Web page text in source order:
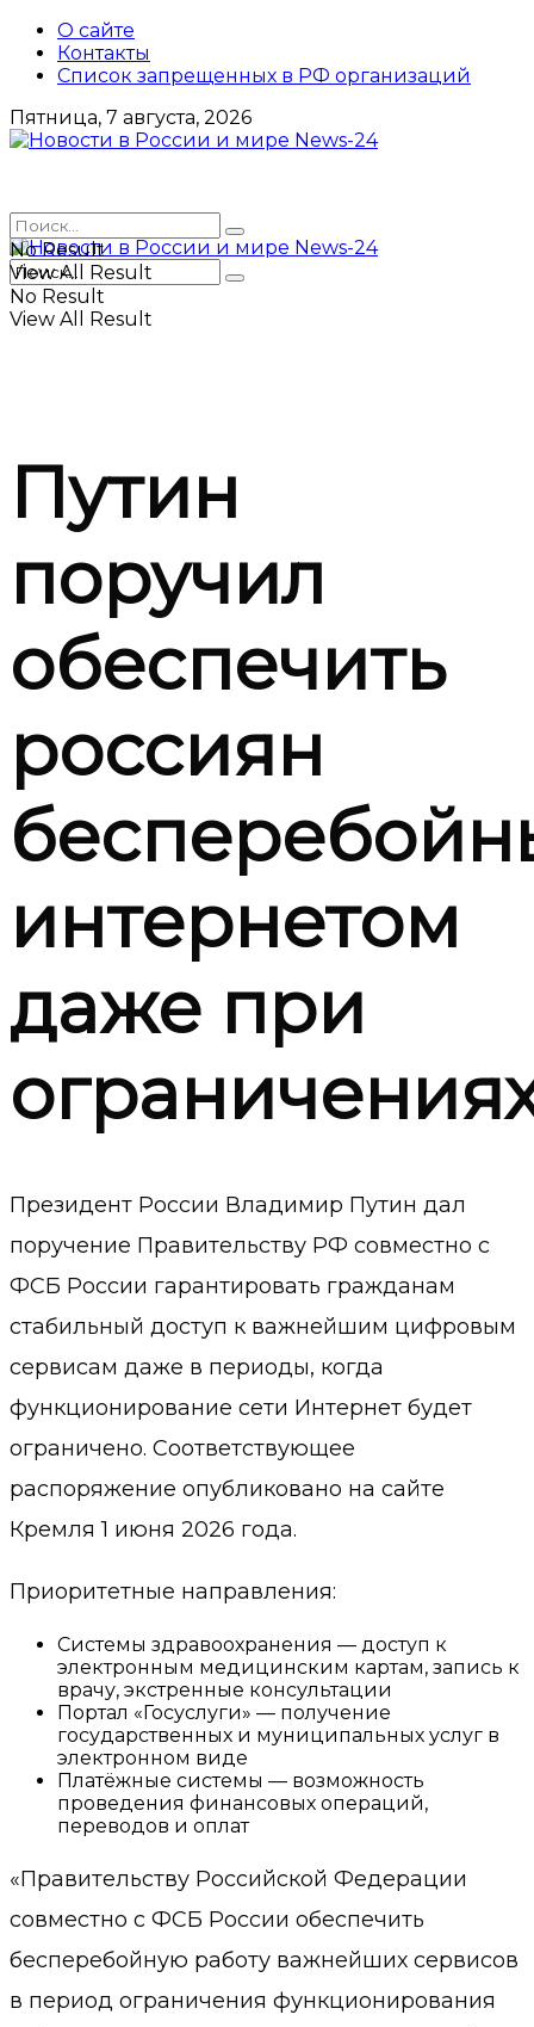
О сайте
Контакты
Список запрещенных в РФ организаций
Пятница, 7 августа, 2026
No Result
View All Result
No Result
View All Result
Путин
поручил
обеспечить
россиян
интернетом
даже при
Президент России Владимир Путин дал
поручение Правительству РФ совместно с
ФСБ России гарантировать гражданам
стабильный доступ к важнейшим цифровым
сервисам даже в периоды, когда
функционирование сети Интернет будет
ограничено. Соответствующее
распоряжение опубликовано на сайте
Кремля 1 июня 2026 года.
Приоритетные направления:
Системы здравоохранения — доступ к
электронным медицинским картам, запись к
врачу, экстренные консультации
Портал «Госуслуги» — получение
государственных и муниципальных услуг в
электронном виде
Платёжные системы — возможность
проведения финансовых операций,
переводов и оплат
«Правительству Российской Федерации
совместно с ФСБ России обеспечить
бесперебойную работу важнейших сервисов
в период ограничения функционирования